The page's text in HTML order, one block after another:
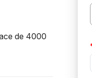
de 4000